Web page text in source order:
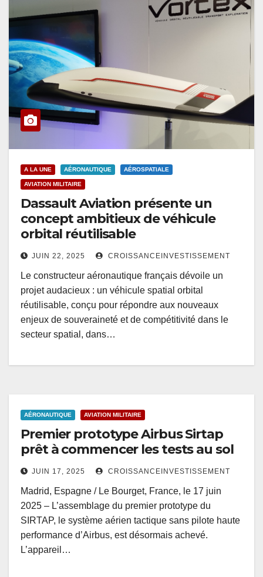
A LA UNE AÉRONAUTIQUE AÉROSPATIALE
AVIATION MILITAIRE
Dassault Aviation présente un
concept ambitieux de véhicule
orbital réutilisable
JUIN 22, 2025 CROISSANCEINVESTISSEMENT
Le constructeur aéronautique français dévoile un
projet audacieux : un véhicule spatial orbital
réutilisable, conçu pour répondre aux nouveaux
enjeux de souveraineté et de compétitivité dans le
secteur spatial, dans…
AÉRONAUTIQUE AVIATION MILITAIRE
Premier prototype Airbus Sirtap
prêt à commencer les tests au sol
JUIN 17, 2025 CROISSANCEINVESTISSEMENT
Madrid, Espagne / Le Bourget, France, le 17 juin
2025 – L’assemblage du premier prototype du
SIRTAP, le système aérien tactique sans pilote haute
performance d’Airbus, est désormais achevé.
L’appareil…